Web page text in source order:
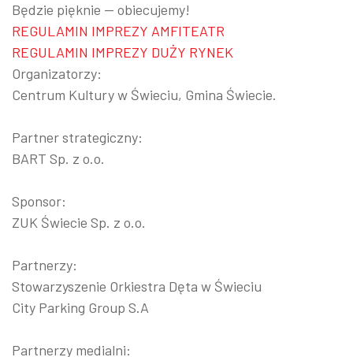
Będzie pięknie — obiecujemy!
REGULAMIN IMPREZY AMFITEATR
REGULAMIN IMPREZY DUŻY RYNEK
Organizatorzy:
Centrum Kultury w Świeciu, Gmina Świecie.
Partner strategiczny:
BART Sp. z o.o.
Sponsor:
ZUK Świecie Sp. z o.o.
Partnerzy:
Stowarzyszenie Orkiestra Dęta w Świeciu
City Parking Group S.A
Partnerzy medialni: